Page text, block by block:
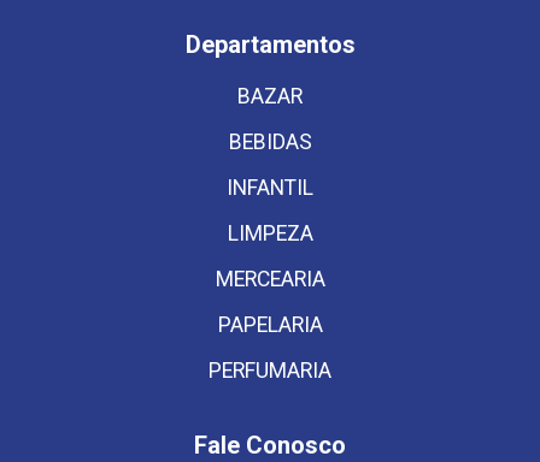
Departamentos
BAZAR
BEBIDAS
INFANTIL
LIMPEZA
MERCEARIA
PAPELARIA
PERFUMARIA
Fale Conosco